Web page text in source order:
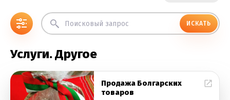
ИСКАТЬ
Услуги. Другое
Продажа Болгарских
товаров